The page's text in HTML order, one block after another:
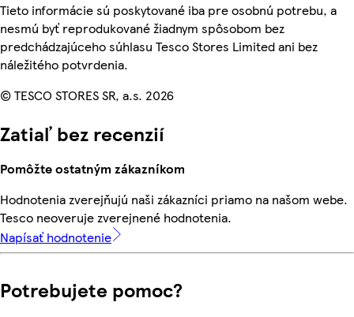
Tieto informácie sú poskytované iba pre osobnú potrebu, a
nesmú byť reprodukované žiadnym spôsobom bez
predchádzajúceho súhlasu Tesco Stores Limited ani bez
náležitého potvrdenia.
© TESCO STORES SR, a.s. 2026
Zatiaľ bez recenzií
Pomôžte ostatným zákazníkom
Hodnotenia zverejňujú naši zákazníci priamo na našom webe.
Tesco neoveruje zverejnené hodnotenia.
Napísať hodnotenie
Potrebujete pomoc?